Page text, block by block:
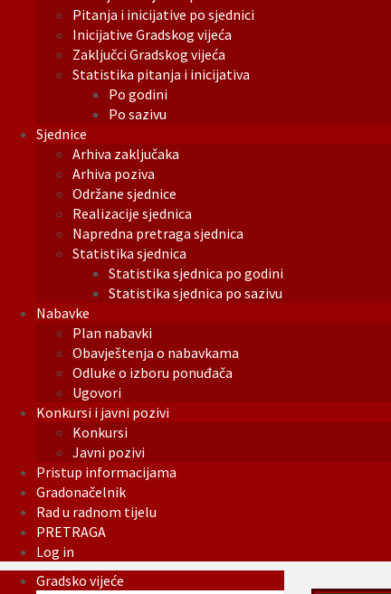
Pitanja i inicijative po sjednici
Inicijative Gradskog vijeća
Zaključci Gradskog vijeća
Statistika pitanja i inicijativa
Po godini
Po sazivu
Sjednice
Arhiva zaključaka
Arhiva poziva
Održane sjednice
Realizacije sjednica
Napredna pretraga sjednica
Statistika sjednica
Statistika sjednica po godini
Statistika sjednica po sazivu
Nabavke
Plan nabavki
Obavještenja o nabavkama
Odluke o izboru ponuđača
Ugovori
Konkursi i javni pozivi
Konkursi
Javni pozivi
Pristup informacijama
Gradonačelnik
Rad u radnom tijelu
PRETRAGA
Log in
Gradsko vijeće